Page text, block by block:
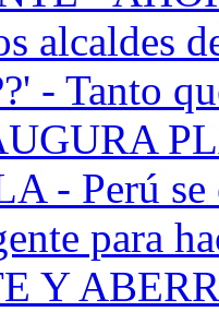
alcaldes
- Tanto
- Perú
para
Y